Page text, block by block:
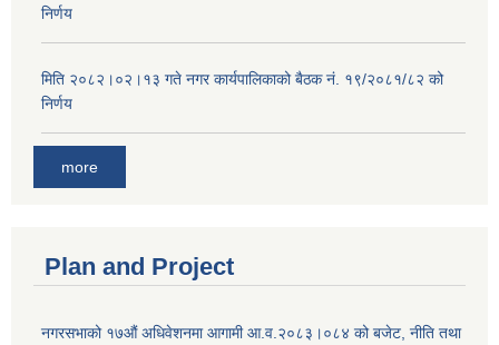
निर्णय
मिति २०८२।०२।१३ गते नगर कार्यपालिकाको बैठक नं. १९/२०८१/८२ को
निर्णय
more
Plan and Project
नगरसभाको १७औं अधिवेशनमा आगामी आ.व.२०८३।०८४ को बजेट, नीति तथा